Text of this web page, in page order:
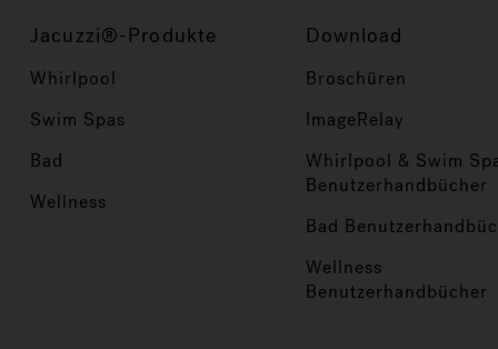
Jacuzzi®-Produkte
Whirlpool
Swim Spas
Bad
Wellness
Download
Broschüren
ImageRelay
Whirlpool & Swim
Benutzerhandbücher
Bad
Wellness
Benutzerhandbücher